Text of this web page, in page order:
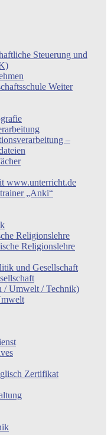
Steuerung und
Weiter
–
www.unterricht.de
„Anki“
Religionslehre
Religionslehre
und Gesellschaft
/ Umwelt / Technik)
Zertifikat